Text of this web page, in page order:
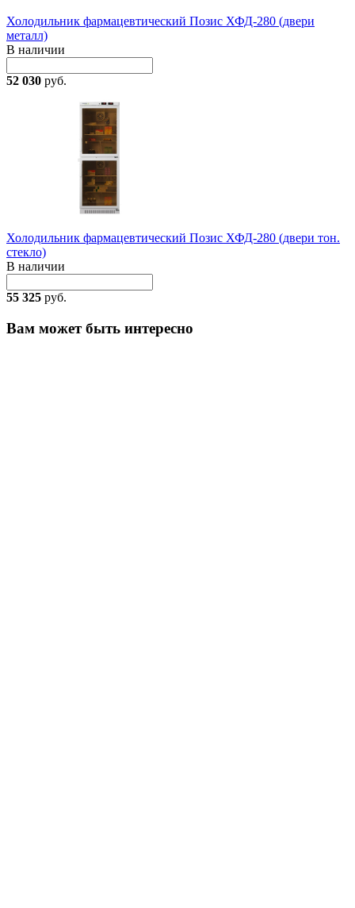
Холодильник фармацевтический Позис ХФД-280 (двери
металл)
В наличии
52 030 руб.
Холодильник фармацевтический Позис ХФД-280 (двери тон.
стекло)
В наличии
55 325 руб.
Вам может быть интересно